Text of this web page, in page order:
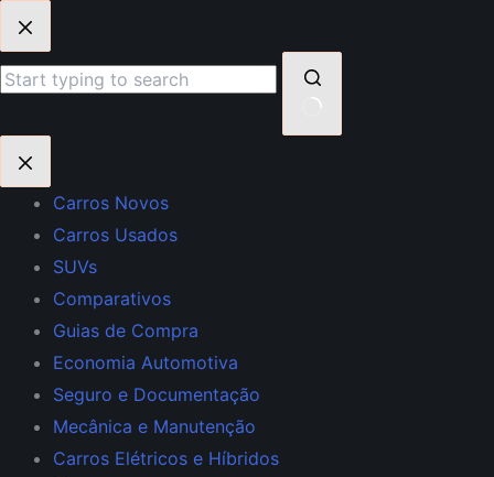
para
o
resultados
Carros Novos
Carros Usados
SUVs
Comparativos
Guias de Compra
Economia Automotiva
Seguro e Documentação
Mecânica e Manutenção
Carros Elétricos e Híbridos